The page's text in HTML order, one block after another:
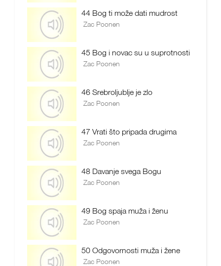
44 Bog ti može dati mudrost
Zac Poonen
45 Bog i novac su u suprotnosti
Zac Poonen
46 Srebroljublje je zlo
Zac Poonen
47 Vrati što pripada drugima
Zac Poonen
48 Davanje svega Bogu
Zac Poonen
49 Bog spaja muža i ženu
Zac Poonen
50 Odgovornosti muža i žene
Zac Poonen